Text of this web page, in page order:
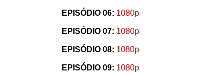
EPISÓDIO 06: 1080p
EPISÓDIO 07: 1080p
EPISÓDIO 08: 1080p
EPISÓDIO 09: 1080p